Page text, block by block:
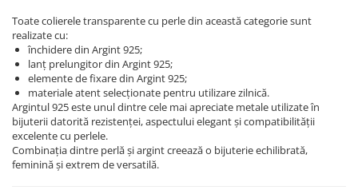
Toate colierele transparente cu perle din această categorie sunt
realizate cu:
închidere din Argint 925;
lanț prelungitor din Argint 925;
elemente de fixare din Argint 925;
materiale atent selecționate pentru utilizare zilnică.
Argintul 925 este unul dintre cele mai apreciate metale utilizate în
bijuterii datorită rezistenței, aspectului elegant și compatibilității
excelente cu perlele.
Combinația dintre perlă și argint creează o bijuterie echilibrată,
feminină și extrem de versatilă.